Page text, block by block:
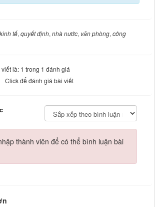
kinh tế, quyết định, nhà nước, văn phòng, công
là: 1 trong 1 đánh giá
Click để đánh giá bài viết
thành viên để có thể bình luận bài